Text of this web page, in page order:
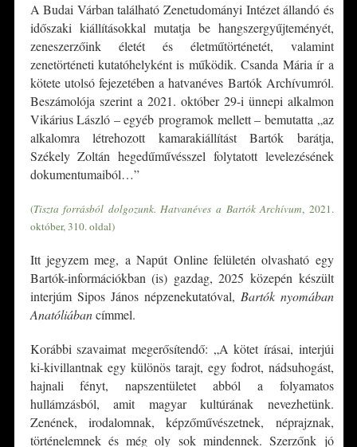
A Budai Várban található Zenetudományi Intézet állandó és
időszaki kiállításokkal mutatja be hangszergyűjteményét,
zeneszerzőink életét és életműtörténetét, valamint
zenetörténeti kutatóhelyként is működik. Csanda Mária ír a
kötete utolsó fejezetében a hatvanéves Bartók Archívumról.
Beszámolója szerint a 2021. október 29-i ünnepi alkalmon
Vikárius László – egyéb programok mellett – bemutatta „az
alkalomra létrehozott kamarakiállítást Bartók barátja,
Székely Zoltán hegedűművésszel folytatott levelezésének
dokumentumaiból…”
(Tiszta forrásból dolgozunk. Hatvanéves a Bartók Archívum, 2021.
október, 310. oldal)
Itt jegyzem meg, a Napút Online felületén olvasható egy
Bartók-információkban (is) gazdag, 2025 közepén készült
interjúm Sipos János népzenekutatóval, Bartók nyomában
Anatóliábancímmel.
Korábbi szavaimat megerősítendő: „A kötet írásai, interjúi
ki-kivillantnak egy különös tarajt, egy fodrot, nádsuhogást,
hajnali fényt, napszentületet abból a folyamatos
hullámzásból, amit magyar kultúrának nevezhetünk.
Zenének, irodalomnak, képzőművészetnek, néprajznak,
történelemnek és még oly sok mindennek. Szerzőnk jó